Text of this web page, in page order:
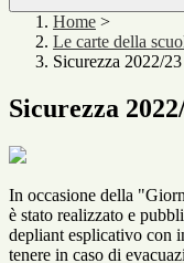
Home >
Le carte della
Sicurezza 2022/23
Sicurezza
In occasione della
è stato realizzato e
depliant esplicativo con
tenere in caso di